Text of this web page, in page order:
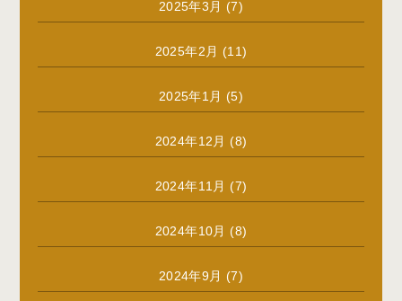
2025年3月 (7)
2025年2月 (11)
2025年1月 (5)
2024年12月 (8)
2024年11月 (7)
2024年10月 (8)
2024年9月 (7)